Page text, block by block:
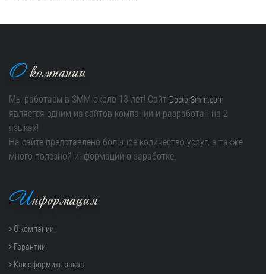
Окомпании
Мы работаем в SMM около 13 лет! Сайт DoctorSmm.com
является одним из сайтов компании и разработан на 2
языках!
На сайте представлено большое количество услуг, а также
много полезной информации о заработке.
Информация
О компании
Гарантии
Как оформить заказ